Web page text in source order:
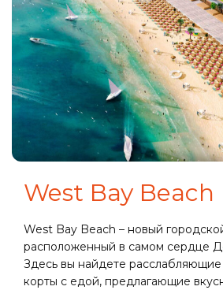
West Bay Beach
West Bay Beach – новый
расположенный в самом сердце
Здесь вы найдете
корты с едой, предлагающие